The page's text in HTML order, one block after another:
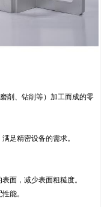
削、钻削等）加工而成的零
足精密设备的需求。
面，减少表面粗糙度。
能。